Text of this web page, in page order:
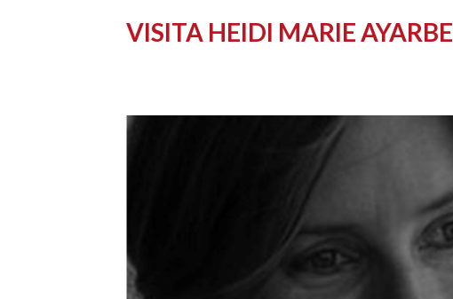
VISITA HEIDI MARIE AYARBE